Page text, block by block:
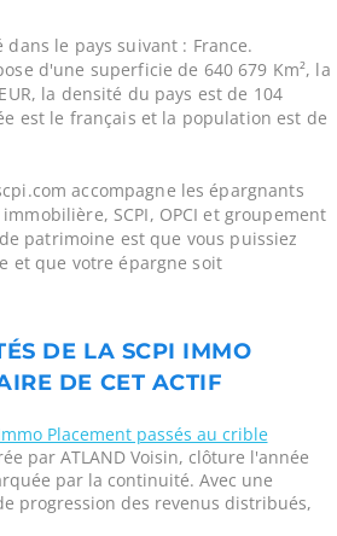
le pays suivant : France.
d'une superficie de 640 679 Km², la
la densité du pays est de 104
est le français et la population est de
accompagne les épargnants
SCPI, OPCI et groupement
patrimoine est que vous puissiez
et que votre épargne soit
DE LA SCPI IMMO
DE CET ACTIF
Placement passés au crible
par ATLAND Voisin, clôture l'année
par la continuité. Avec une
progression des revenus distribués,